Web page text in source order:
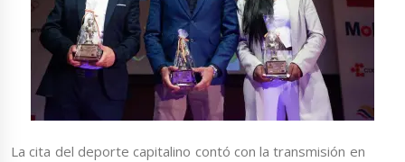
La cita del deporte capitalino contó con la transmisión en